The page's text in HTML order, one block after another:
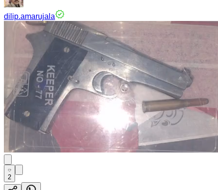
dilip.amarujala
2